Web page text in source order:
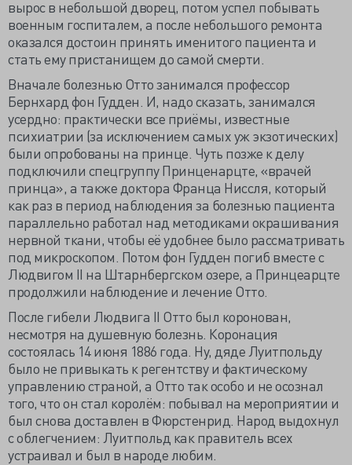
вырос в небольшой дворец, потом успел побывать
военным госпиталем, а после небольшого ремонта
оказался достоин принять именитого пациента и
стать ему пристанищем до самой смерти.
Вначале болезнью Отто занимался профессор
Бернхард фон Гудден. И, надо сказать, занимался
усердно: практически все приёмы, известные
психиатрии (за исключением самых уж экзотических)
были опробованы на принце. Чуть позже к делу
подключили спецгруппу Принценарцте, «врачей
принца», а также доктора Франца Ниссля, который
как раз в период наблюдения за болезнью пациента
параллельно работал над методиками окрашивания
нервной ткани, чтобы её удобнее было рассматривать
под микроскопом. Потом фон Гудден погиб вместе с
Людвигом II на Штарнбергском озере, а Принцеарцте
продолжили наблюдение и лечение Отто.
После гибели Людвига II Отто был коронован,
несмотря на душевную болезнь. Коронация
состоялась 14 июня 1886 года. Ну, дяде Луитпольду
было не привыкать к регентству и фактическому
управлению страной, а Отто так особо и не осознал
того, что он стал королём: побывал на мероприятии и
был снова доставлен в Фюрстенрид. Народ выдохнул
с облегчением: Луитпольд как правитель всех
устраивал и был в народе любим.